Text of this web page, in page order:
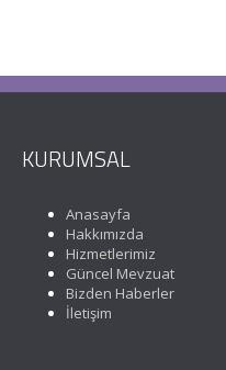
KURUMSAL
Anasayfa
Hakkımızda
Hizmetlerimiz
Güncel Mevzuat
Bizden Haberler
İletişim